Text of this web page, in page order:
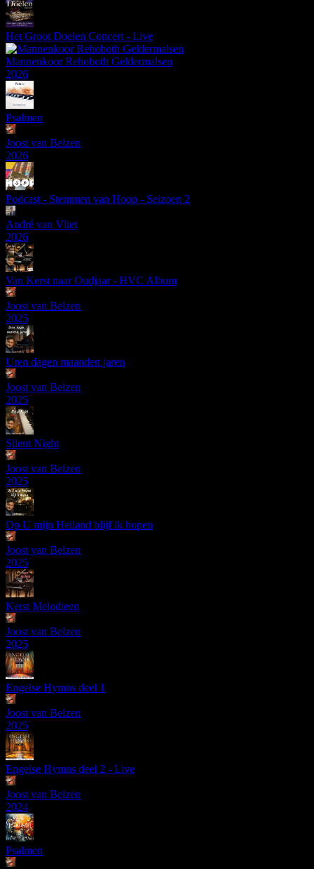
Het Groot Doelen Concert - Live
Mannenkoor Rehoboth Geldermalsen
2026
Psalmen
Joost van Belzen
2026
Podcast - Stemmen van Hoop - Seizoen 2
André van Vliet
2026
Van Kerst naar Oudjaar - HVC Album
Joost van Belzen
2025
Uren dagen maanden jaren
Joost van Belzen
2025
Silent Night
Joost van Belzen
2025
Op U mijn Heiland blijf ik hopen
Joost van Belzen
2025
Kerst Melodieen
Joost van Belzen
2025
Engelse Hymns deel 1
Joost van Belzen
2025
Engelse Hymns deel 2 - Live
Joost van Belzen
2024
Psalmen